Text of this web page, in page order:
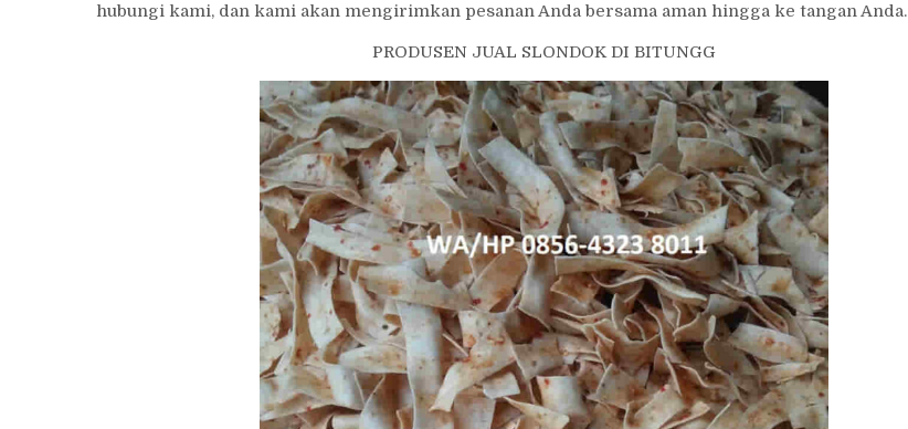
hubungi kami, dan kami akan mengirimkan pesanan Anda bersama aman hingga ke tangan Anda.
PRODUSEN JUAL SLONDOK DI BITUNGG